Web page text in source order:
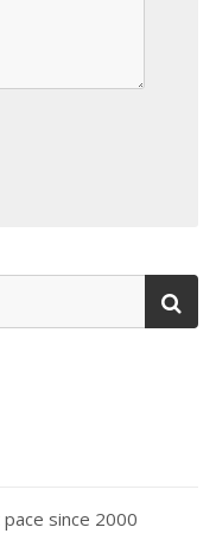
since 2000